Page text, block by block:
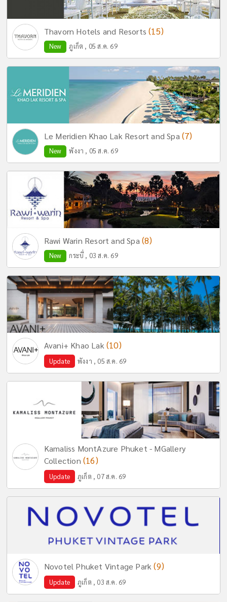
Thavorn Hotels and Resorts(15)
New ภูเก็ต , 05 ส.ค. 69
Le Meridien Khao Lak Resort and Spa (7)
New พังงา , 05 ส.ค. 69
Rawi Warin Resort and Spa (8)
New กระบี่ , 03 ส.ค. 69
Avani+ Khao Lak (10)
Update พังงา , 05 ส.ค. 69
Kamaliss MontAzure Phuket - MGallery
Collection (16)
Update ภูเก็ต , 07 ส.ค. 69
Novotel Phuket Vintage Park(9)
Update ภูเก็ต , 03 ส.ค. 69